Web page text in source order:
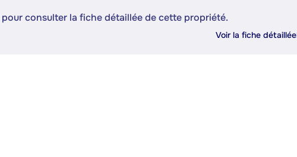
consulter la fiche détaillée de cette propriété.
Voir la fiche détaillée